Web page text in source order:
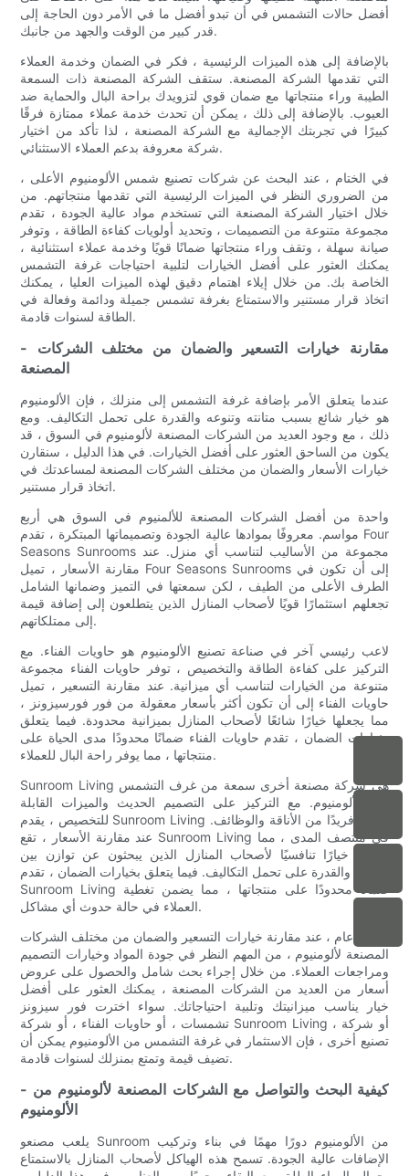
أفضل حالات التشمس في أن تبدو أفضل ما في الأمر دون الحاجة إلى
قدر كبير من الوقت والجهد من جانبك.
بالإضافة إلى هذه الميزات الرئيسية ، فكر في الضمان وخدمة العملاء
التي تقدمها الشركة المصنعة. ستقف الشركة المصنعة ذات السمعة
الطيبة وراء منتجاتها مع ضمان قوي لتزويدك براحة البال والحماية ضد
العيوب. بالإضافة إلى ذلك ، يمكن أن تحدث خدمة عملاء ممتازة فرقًا
كبيرًا في تجربتك الإجمالية مع الشركة المصنعة ، لذا تأكد من اختيار
شركة معروفة بدعم العملاء الاستثنائي.
في الختام ، عند البحث عن شركات تصنيع شمس الألومنيوم الأعلى ،
من الضروري النظر في الميزات الرئيسية التي تقدمها منتجاتهم. من
خلال اختيار الشركة المصنعة التي تستخدم مواد عالية الجودة ، تقدم
مجموعة متنوعة من التصميمات ، وتحديد أولويات كفاءة الطاقة ، وتوفر
صيانة سهلة ، وتقف وراء منتجاتها ضمانًا قويًا وخدمة عملاء استثنائية ،
يمكنك العثور على أفضل الخيارات لتلبية احتياجات غرفة التشمس
الخاصة بك. من خلال إيلاء اهتمام دقيق لهذه الميزات العليا ، يمكنك
اتخاذ قرار مستنير والاستمتاع بغرفة تشمس جميلة ودائمة وفعالة في
الطاقة لسنوات قادمة.
- مقارنة خيارات التسعير والضمان من مختلف الشركات
المصنعة
عندما يتعلق الأمر بإضافة غرفة التشمس إلى منزلك ، فإن الألومنيوم
هو خيار شائع بسبب متانته وتنوعه والقدرة على تحمل التكاليف. ومع
ذلك ، مع وجود العديد من الشركات المصنعة لألومنيوم في السوق ، قد
يكون من الساحق العثور على أفضل الخيارات. في هذا الدليل ، سنقارن
خيارات الأسعار والضمان من مختلف الشركات المصنعة لمساعدتك في
اتخاذ قرار مستنير.
واحدة من أفضل الشركات المصنعة للألمنيوم في السوق هي أربع
مواسم. معروفًا بموادها عالية الجودة وتصميماتها المبتكرة ، تقدم Four
Seasons Sunrooms مجموعة من الأساليب لتناسب أي منزل. عند
مقارنة الأسعار ، تميل Four Seasons Sunrooms إلى أن تكون في
الطرف الأعلى من الطيف ، لكن سمعتها في التميز وضمانها الشامل
تجعلهم استثمارًا قويًا لأصحاب المنازل الذين يتطلعون إلى إضافة قيمة
إلى ممتلكاتهم.
لاعب رئيسي آخر في صناعة تصنيع الألومنيوم هو حاويات الفناء. مع
التركيز على كفاءة الطاقة والتخصيص ، توفر حاويات الفناء مجموعة
متنوعة من الخيارات لتناسب أي ميزانية. عند مقارنة التسعير ، تميل
حاويات الفناء إلى أن تكون أكثر بأسعار معقولة من فور فورسيزونز ،
مما يجعلها خيارًا شائعًا لأصحاب المنازل بميزانية محدودة. فيما يتعلق
بخيارات الضمان ، تقدم حاويات الفناء ضمانًا محدودًا مدى الحياة على
منتجاتها ، مما يوفر راحة البال للعملاء.
Sunroom Living هي شركة مصنعة أخرى سمعة من غرف التشمس
من الألومنيوم. مع التركيز على التصميم الحديث والميزات القابلة
للتخصيص ، يقدم Sunroom Living مزيجًا فريدًا من الأناقة والوظائف.
عند مقارنة الأسعار ، تقع Sunroom Living في منتصف المدى ، مما
يجعلها خيارًا تنافسيًا لأصحاب المنازل الذين يبحثون عن توازن بين
الجودة والقدرة على تحمل التكاليف. فيما يتعلق بخيارات الضمان ، تقدم
Sunroom Living ضمانًا محدودًا على منتجاتها ، مما يضمن تغطية
العملاء في حالة حدوث أي مشاكل.
بشكل عام ، عند مقارنة خيارات التسعير والضمان من مختلف الشركات
المصنعة لألومنيوم ، من المهم النظر في جودة المواد وخيارات التصميم
ومراجعات العملاء. من خلال إجراء بحث شامل والحصول على عروض
أسعار من العديد من الشركات المصنعة ، يمكنك العثور على أفضل
خيار يناسب ميزانيتك وتلبية احتياجاتك. سواء اخترت فور سيزونز
تشمسات ، أو حاويات الفناء ، أو شركة Sunroom Living ، أو شركة
تصنيع أخرى ، فإن الاستثمار في غرفة التشمس من الألومنيوم يمكن أن
تضيف قيمة وتمتع بمنزلك لسنوات قادمة.
- كيفية البحث والتواصل مع الشركات المصنعة لألومنيوم من
الألومنيوم
يلعب مصنعو Sunroom من الألومنيوم دورًا مهمًا في بناء وتركيب
الإضافات عالية الجودة. تسمح هذه الهياكل لأصحاب المنازل بالاستمتاع